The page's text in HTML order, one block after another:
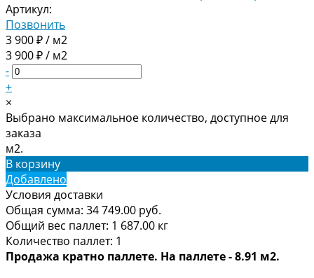
Артикул:
Позвонить
3 900 ₽ / м2
3 900 ₽ / м2
-
+
×
Выбрано максимальное количество, доступное для
заказа
м2.
В корзину
Добавлено
Условия доставки
Общая сумма: 34 749.00 руб.
Общий вес паллет: 1 687.00 кг
Количество паллет: 1
Продажа кратно паллете. На паллете - 8.91 м2.